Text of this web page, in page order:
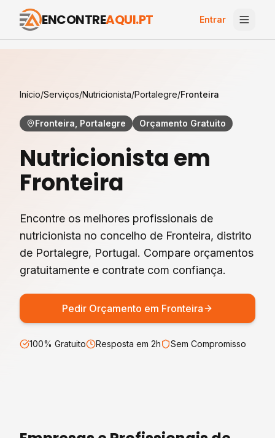
ENCONTREAQUI.PT Entrar
Início/Serviços/Nutricionista/Portalegre/Fronteira
Fronteira, Portalegre Orçamento Gratuito
Nutricionistaem
Fronteira
Encontre os melhores profissionais de
nutricionista no concelho de Fronteira, distrito
de Portalegre, Portugal. Compare orçamentos
gratuitamente e contrate com confiança.
Pedir Orçamento em Fronteira
100% Gratuito Resposta em 2h Sem Compromisso